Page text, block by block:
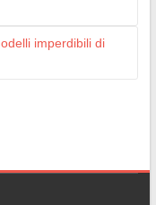
imperdibili di